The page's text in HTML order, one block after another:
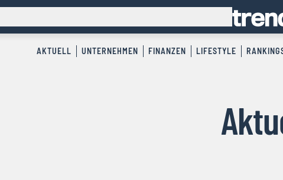
AKTUELL UNTERNEHMEN FINANZEN LIFESTYLE